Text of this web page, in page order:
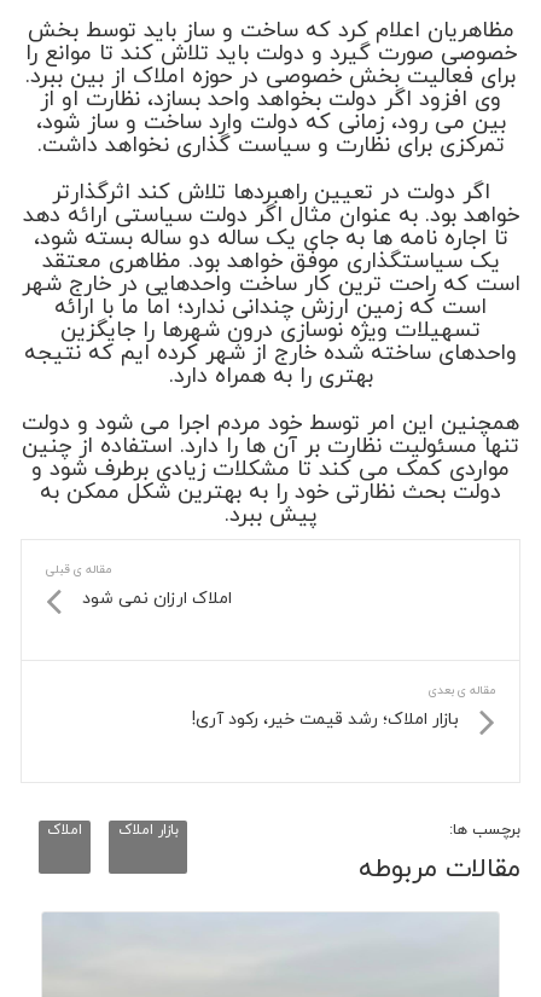
مظاهریان اعلام کرد که ساخت و ساز باید توسط بخش
خصوصی صورت گیرد و دولت باید تلاش کند تا موانع را
برای فعالیت بخش خصوصی در حوزه املاک از بین ببرد.
وی افزود اگر دولت بخواهد واحد بسازد، نظارت او از
بین می رود، زمانی که دولت وارد ساخت و ساز شود،
تمرکزی برای نظارت و سیاست گذاری نخواهد داشت.
اگر دولت در تعیین راهبردها تلاش کند اثرگذارتر
خواهد بود. به عنوان مثال اگر دولت سیاستی ارائه دهد
تا اجاره نامه ها به جای یک ساله دو ساله بسته شود،
یک سیاستگذاری موفق خواهد بود. مظاهری معتقد
است که راحت ترین کار ساخت واحدهایی در خارج شهر
است که زمین ارزش چندانی ندارد؛ اما ما با ارائه
تسهیلات ویژه نوسازی درون شهرها را جایگزین
واحدهای ساخته شده خارج از شهر کرده ایم که نتیجه
بهتری را به همراه دارد.
همچنین این امر توسط خود مردم اجرا می شود و دولت
تنها مسئولیت نظارت بر آن ها را دارد. استفاده از چنین
مواردی کمک می کند تا مشکلات زیادی برطرف شود و
دولت بحث نظارتی خود را به بهترین شکل ممکن به
پیش ببرد.
مقاله ی قبلی
املاک ارزان نمی شود
مقاله ی بعدی
بازار املاک؛ رشد قیمت خیر، رکود آری!
برچسب ها: املاک بازار املاک
مقالات مربوطه